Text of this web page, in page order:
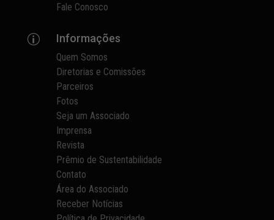
Fale Conosco
p Informações
Quem Somos
Diretorias e Comissões
Parceiros
Fotos
Seja um Associado
Imprensa
Revista
Prêmio de Sustentabilidade
Contato
Área do Associado
Receber Notícias